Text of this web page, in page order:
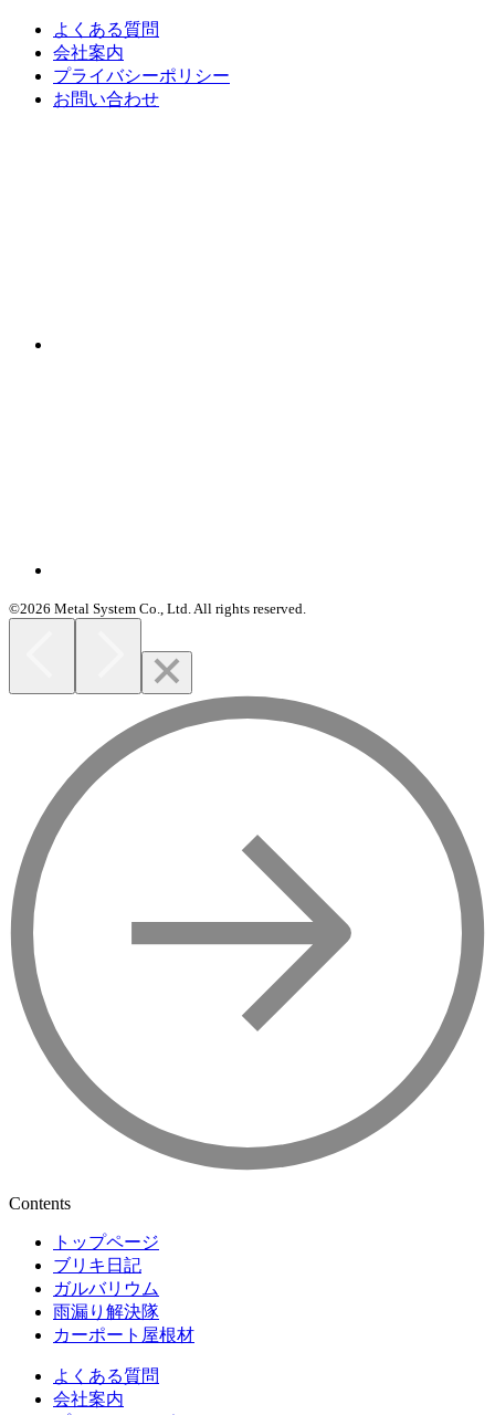
よくある質問
会社案内
プライバシーポリシー
お問い合わせ
©2026 Metal System Co., Ltd. All rights reserved.
Contents
トップページ
ブリキ日記
ガルバリウム
雨漏り解決隊
カーポート屋根材
よくある質問
会社案内